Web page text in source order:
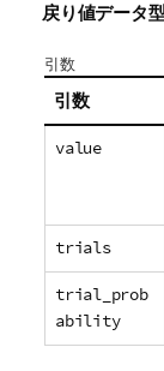
戻り値データ型
引数
引数
value
trials
trial_prob
ability